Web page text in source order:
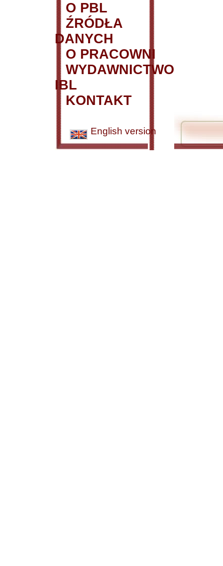
O PBL
ŹRÓDŁA
DANYCH
O PRACOWNI
WYDAWNICTWO
IBL
KONTAKT
English version